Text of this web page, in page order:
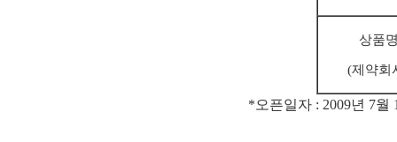
상품
(제약회
*오픈일자 : 2009년 7월